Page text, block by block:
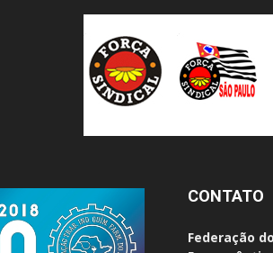
CONTATO
Federação